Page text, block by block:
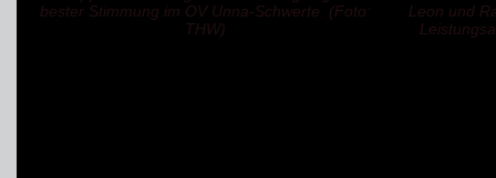
bester Stimmung im OV Unna-Schwerte. (Foto:
THW)
Leon und